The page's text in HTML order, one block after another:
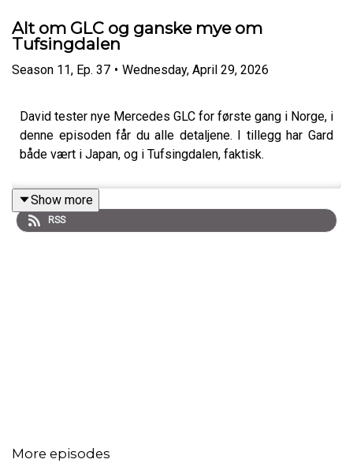
Alt om GLC og ganske mye om
Tufsingdalen
Season 11, Ep. 37 • Wednesday, April 29, 2026
David tester nye Mercedes GLC for første gang i Norge, i
denne episoden får du alle detaljene. I tillegg har Gard
både vært i Japan, og i Tufsingdalen, faktisk.
Show more
RSS
More episodes